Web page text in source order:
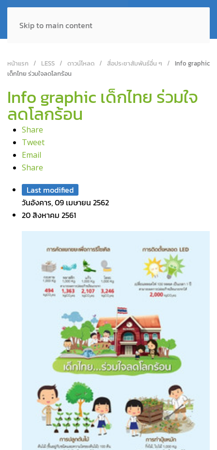
Skip to main content
หน้าแรก LESS ดาวน์โหลด สื่อประชาสัมพันธ์อื่น ๆ
Info graphic
เด็กไทย ร่วมใจลดโลกร้อน
Info graphic เด็กไทย ร่วมใจ
ลดโลกร้อน
Share
Tweet
Email
Share
Last modified
วันอังคาร, 09 เมษายน 2562
20 สิงหาคม 2561